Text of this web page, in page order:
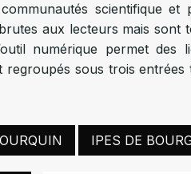
scientifique
aux lecteurs mais sont
numérique permet
regroupés sous trois
IPES DE